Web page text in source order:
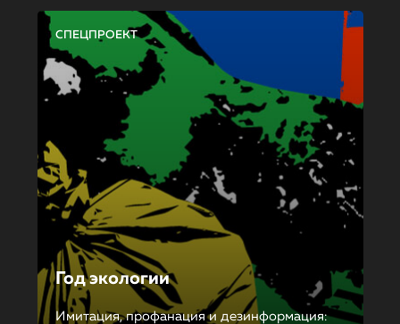
СПЕЦПРОЕКТ
Год экологии
Имитация, профанация и дезинформация: